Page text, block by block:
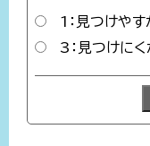
1：見つけやす
3：見つけにく